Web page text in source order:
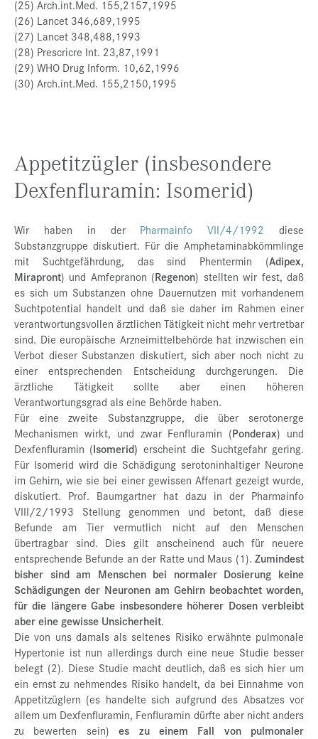
(25) Arch.int.Med. 155,2157,1995
(26) Lancet 346,689,1995
(27) Lancet 348,488,1993
(28) Prescricre Int. 23,87,1991
(29) WHO Drug Inform. 10,62,1996
(30) Arch.int.Med. 155,2150,1995
Appetitzügler (insbesondere
Dexfenfluramin: Isomerid)
Wir haben in der Pharmainfo VII/4/1992
diese
Substanzgruppe diskutiert. Für die Amphetaminabkömmlinge
mit Suchtgefährdung, das sind Phentermin (Adipex,
Mirapront) und Amfepranon (Regenon) stellten wir fest, daß
es sich um Substanzen ohne Dauernutzen mit vorhandenem
Suchtpotential handelt und daß sie daher im Rahmen einer
verantwortungsvollen ärztlichen Tätigkeit nicht mehr vertretbar
sind. Die europäische Arzneimittelbehörde hat inzwischen ein
Verbot dieser Substanzen diskutiert, sich aber noch nicht zu
einer entsprechenden Entscheidung durchgerungen. Die
ärztliche Tätigkeit sollte aber einen höheren
Verantwortungsgrad als eine Behörde haben.
Für eine zweite Substanzgruppe, die über serotonerge
Mechanismen wirkt, und zwar Fenfluramin (Ponderax) und
Dexfenfluramin (Isomerid) erscheint die Suchtgefahr gering.
Für Isomerid wird die Schädigung serotoninhaltiger Neurone
im Gehirn, wie sie bei einer gewissen Affenart gezeigt wurde,
diskutiert. Prof. Baumgartner hat dazu in der Pharmainfo
VIII/2/1993 Stellung genommen und betont, daß diese
Befunde am Tier vermutlich nicht auf den Menschen
übertragbar sind. Dies gilt anscheinend auch für neuere
entsprechende Befunde an der Ratte und Maus (1). Zumindest
bisher sind am Menschen bei normaler Dosierung keine
Schädigungen der Neuronen am Gehirn beobachtet worden,
für die längere Gabe insbesondere höherer Dosen verbleibt
aber eine gewisse Unsicherheit.
Die von uns damals als seltenes Risiko erwähnte pulmonale
Hypertonie ist nun allerdings durch eine neue Studie besser
belegt (2). Diese Studie macht deutlich, daß es sich hier um
ein ernst zu nehmendes Risiko handelt, da bei Einnahme von
Appetitzüglern (es handelte sich aufgrund des Absatzes vor
allem um Dexfenfluramin, Fenfluramin dürfte aber nicht anders
zu bewerten sein)es zu einem Fall von pulmonaler